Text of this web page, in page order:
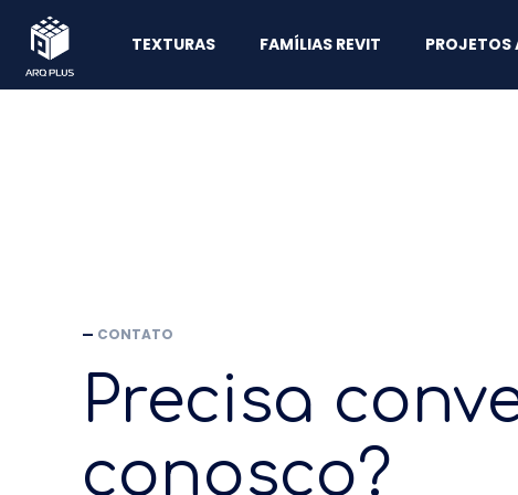
TEXTURAS FAMÍLIAS REVIT PROJETOS
— CONTATO
Precisa
conosco?